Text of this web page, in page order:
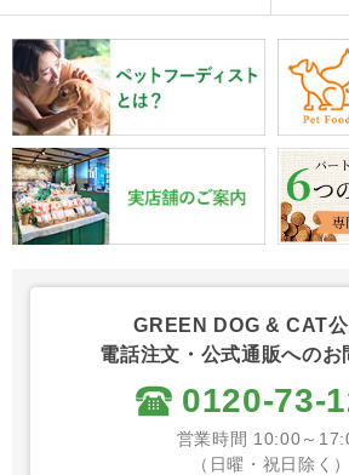
GREEN DOG & CAT
電話注文・公式通販へのお
0120-73-
営業時間 10:00～
（日曜・祝日除く）